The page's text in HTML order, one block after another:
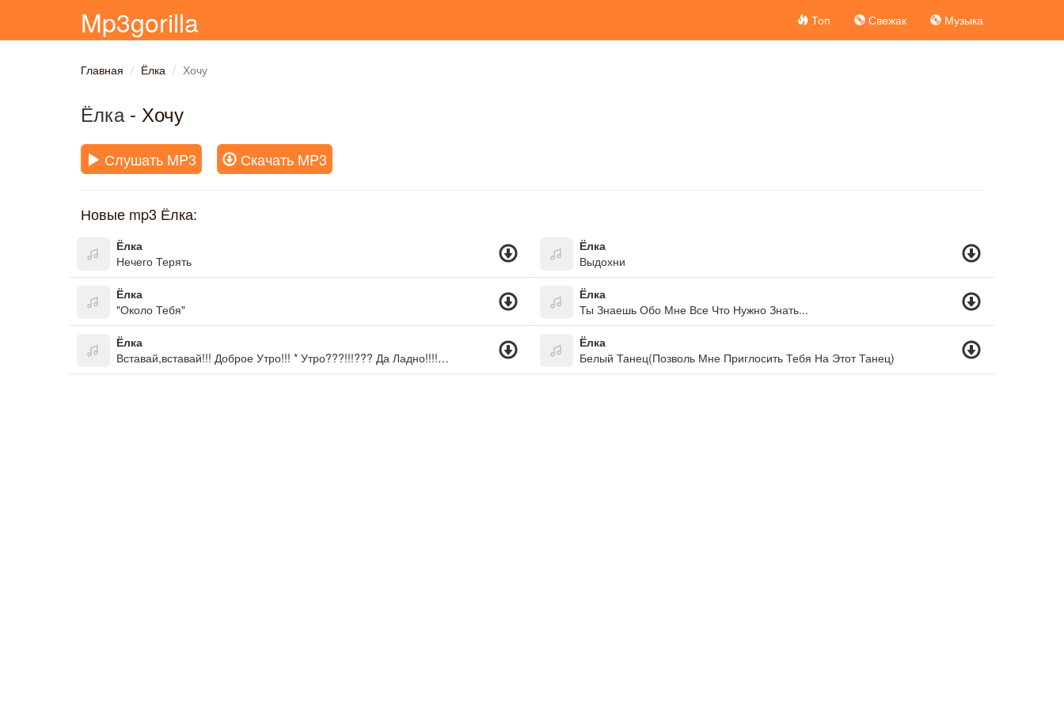
Mp3gorilla Топ Свежак Музыка
Главная Ёлка Хочу
Ёлка- Хочу
Слушать MP3 Скачать MP3
Новые mp3 Ёлка:
Ёлка
Нечего Терять
Ёлка
Выдохни
Ёлка
"Около Тебя"
Ёлка
Ты Знаешь Обо Мне Все Что Нужно Знать...
Ёлка
Вставай,вставай!!! Доброе Утро!!! * Утро???!!!??? Да Ладно!!!!! * Привет=) Как Дела? ;)
Ёлка
Белый Танец(Позволь Мне Приглосить Тебя На Этот Танец)